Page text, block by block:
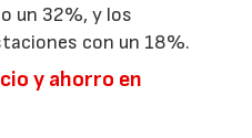
un 32%, y los
con un 18%.
y ahorro en